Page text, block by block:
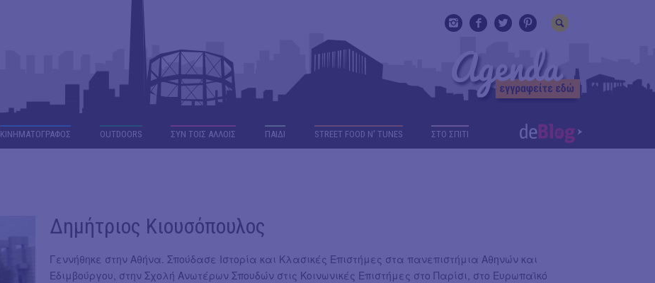
ΚΙΝΗΜΑΤΟΓΡΑΦΟΣ OUTDΟORS ΣΥΝ ΤΟΙΣ ΑΛΛΟΙΣ ΠΑΙΔΙ STREET FOOD N' TUNES ΣΤΟ ΣΠΙΤΙ
Δημήτριος Κιουσόπουλος
Γεννήθηκε στην Αθήνα. Σπούδασε Ιστορία και Κλασικές Επιστήμες στα πανεπιστήμια Αθηνών και
Εδιμβούργου, στην Σχολή Ανωτέρων Σπουδών στις Κοινωνικές Επιστήμες στο Παρίσι, στο Ευρωπαϊκό